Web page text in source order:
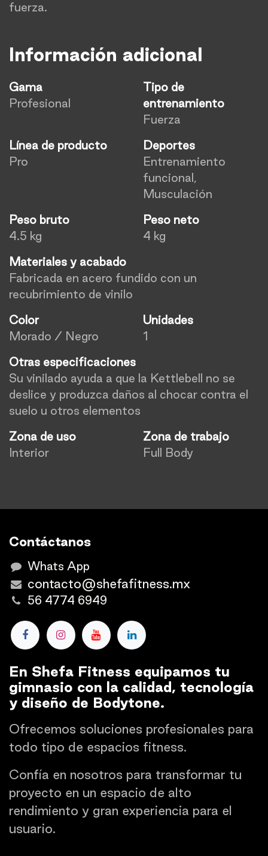
fuerza.
Información adicional
Gama
Profesional
Tipo de
entrenamiento
Fuerza
Línea de producto
Pro
Deportes
Entrenamiento
funcional,
Musculación
Peso bruto
4.5 kg
Peso neto
4 kg
Materiales y acabado
Fabricada en acero fundido con un
recubrimiento de vinilo
Color
Morado / Negro
Unidades
1
Otras especificaciones
Su vinilado ayuda a que la Kettlebell no se
deslice y produzca daños al chocar contra el
suelo u otros elementos
Zona de uso
Interior
Zona de trabajo
Full Body
Contáctanos
Whats App
contacto@shefafitness.mx
56 4774 6949
En Shefa Fitness equipamos tu
gimnasio con la calidad, tecnología
y diseño de Bodytone.
Ofrecemos soluciones profesionales para
todo tipo de espacios fitness.
Confía en nosotros para transformar tu
proyecto en un espacio de alto
rendimiento y gran experiencia para el
usuario.